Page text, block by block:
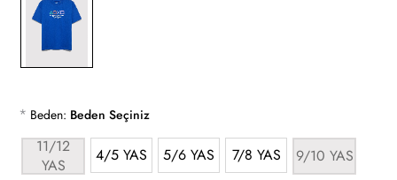
* Beden: Beden Seçiniz
11/12
YAS
4/5 YAS 5/6 YAS 7/8 YAS 9/10 YAS